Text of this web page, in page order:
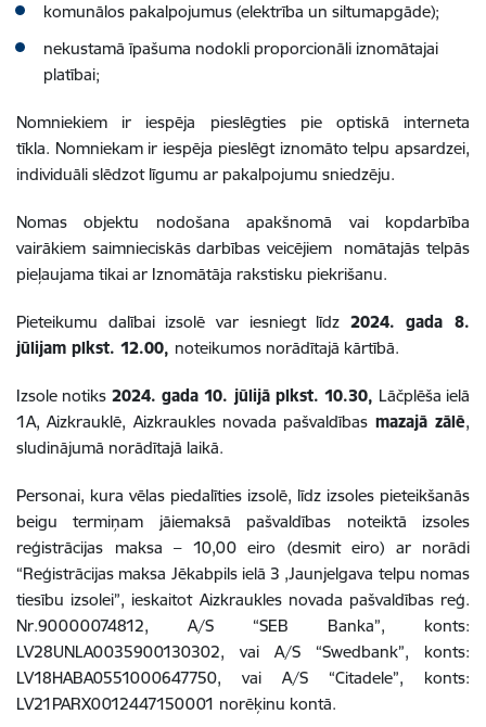
komunālos pakalpojumus (elektrība un siltumapgāde);
nekustamā īpašuma nodokli proporcionāli iznomātajai
platībai;
Nomniekiem ir iespēja pieslēgties pie optiskā interneta
tīkla. Nomniekam ir iespēja pieslēgt iznomāto telpu apsardzei,
individuāli slēdzot līgumu ar pakalpojumu sniedzēju.
Nomas objektu nodošana apakšnomā vai kopdarbība
vairākiem saimnieciskās darbības veicējiem nomātajās telpās
pieļaujama tikai ar Iznomātāja rakstisku piekrišanu.
Pieteikumu dalībai izsolē var iesniegt līdz 2024. gada 8.
jūlijam plkst. 12.00, noteikumos norādītajā kārtībā.
Izsole notiks 2024. gada 10. jūlijā plkst. 10.30, Lāčplēša ielā
1A, Aizkrauklē, Aizkraukles novada pašvaldības mazajā zālē,
sludinājumā norādītajā laikā.
Personai, kura vēlas piedalīties izsolē, līdz izsoles pieteikšanās
beigu termiņam jāiemaksā pašvaldības noteiktā izsoles
reģistrācijas maksa – 10,00 eiro (desmit eiro) ar norādi
“Reģistrācijas maksa Jēkabpils ielā 3 ,Jaunjelgava telpu nomas
tiesību izsolei”, ieskaitot Aizkraukles novada pašvaldības reģ.
Nr.90000074812, A/S “SEB Banka”, konts:
LV28UNLA0035900130302, vai A/S “Swedbank”, konts:
LV18HABA0551000647750, vai A/S “Citadele”, konts:
LV21PARX0012447150001 norēķinu kontā.